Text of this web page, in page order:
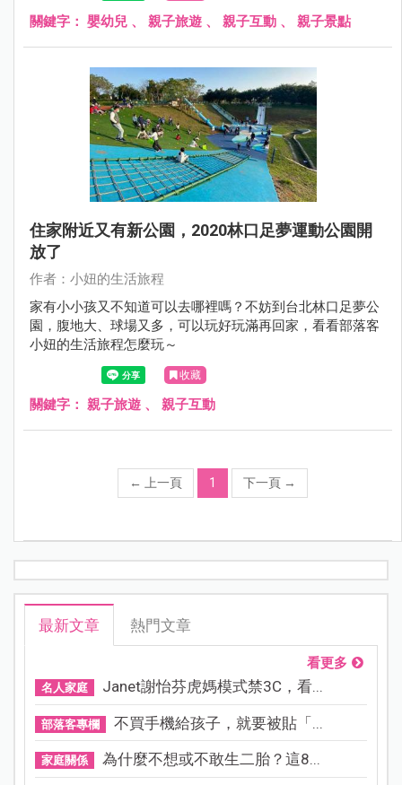
關鍵字： 嬰幼兒 、 親子旅遊 、 親子互動 、 親子景點
住家附近又有新公園，2020林口足夢運動公園開
放了
作者：小妞的生活旅程
家有小小孩又不知道可以去哪裡嗎？不妨到台北林口足夢公
園，腹地大、球場又多，可以玩好玩滿再回家，看看部落客
小妞的生活旅程怎麼玩～
收藏
關鍵字： 親子旅遊 、 親子互動
← 上一頁 1 下一頁 →
最新文章 熱門文章
看更多
名人家庭 Janet謝怡芬虎媽模式禁3C，看...
部落客專欄 不買手機給孩子，就要被貼「...
家庭關係 為什麼不想或不敢生二胎？這8...